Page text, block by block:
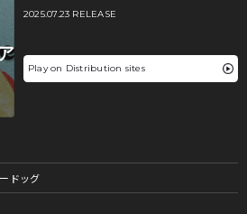
2025.07.23 RELEASE
Play on Distribution sites
ドッグ